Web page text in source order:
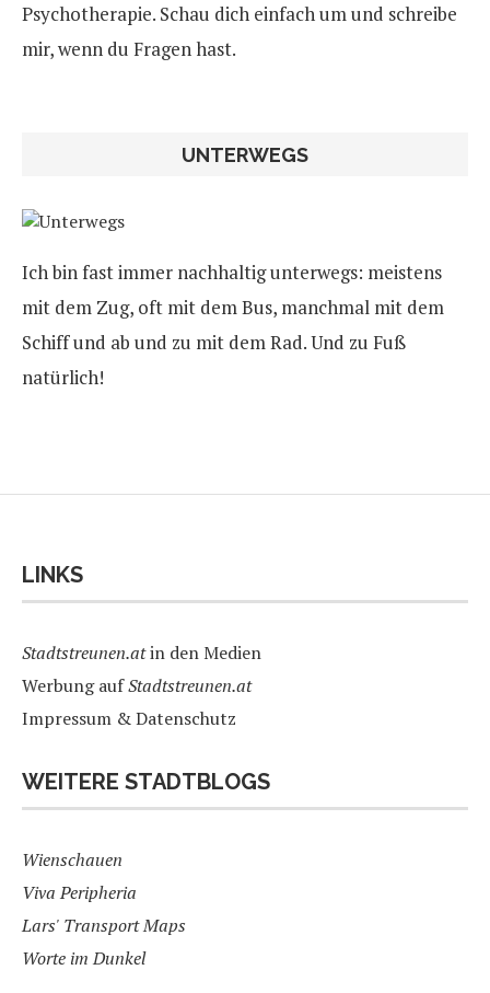
Psychotherapie. Schau dich einfach um und schreibe
mir, wenn du Fragen hast.
UNTERWEGS
Ich bin fast immer nachhaltig unterwegs: meistens
mit dem Zug, oft mit dem Bus, manchmal mit dem
Schiff und ab und zu mit dem Rad. Und zu Fuß
natürlich!
LINKS
Stadtstreunen.atin den Medien
Werbung aufStadtstreunen.at
Impressum & Datenschutz
WEITERE STADTBLOGS
Wienschauen
Viva Peripheria
Lars' Transport Maps
Worte im Dunkel